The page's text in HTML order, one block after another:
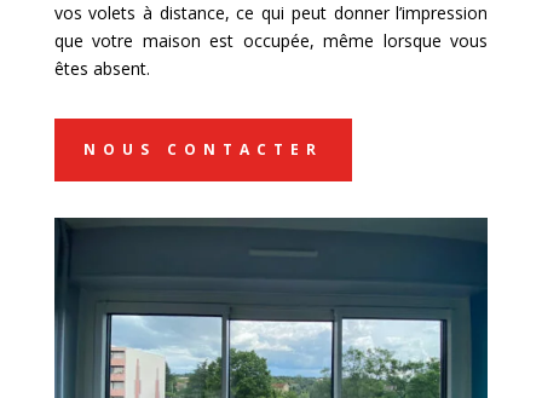
vos volets à distance, ce qui peut donner l’impression
que votre maison est occupée, même lorsque vous
êtes absent.
NOUS CONTACTER